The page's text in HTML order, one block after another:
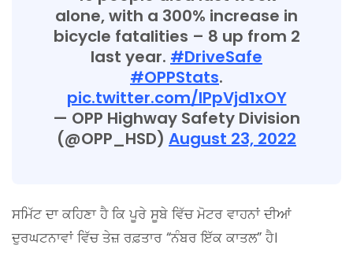
alone, with a 300% increase in
bicycle fatalities – 8 up from 2
last year. #DriveSafe
#OPPStats.
pic.twitter.com/lPpVjd1xOY
— OPP Highway Safety Division
(@OPP_HSD) August 23, 2022
ਸਮਿੱਟ ਦਾ ਕਹਿਣਾ ਹੈ ਕਿ ਪੂਰੇ ਸੂਬੇ ਵਿੱਚ ਮੋਟਰ ਵਾਹਨਾਂ ਦੀਆਂ
ਦੁਰਘਟਨਾਵਾਂ ਵਿੱਚ ਤੇਜ਼ ਰਫ਼ਤਾਰ “ਨੰਬਰ ਇੱਕ ਕਾਤਲ” ਹੈ।